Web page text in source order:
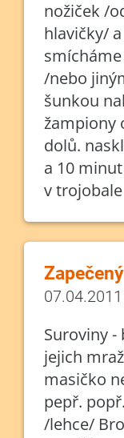
nožiček /
hlavičky/
/nebo
šunkou
žampiony
dolů.
a 10
v trojobale
Suroviny
jejich
masičko
pepř.
/lehce/